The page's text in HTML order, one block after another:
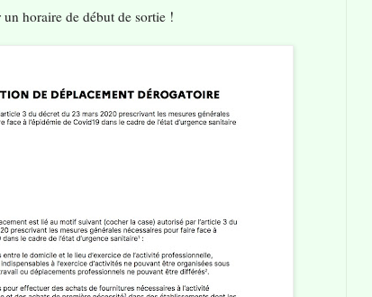
horaire de début de sortie !